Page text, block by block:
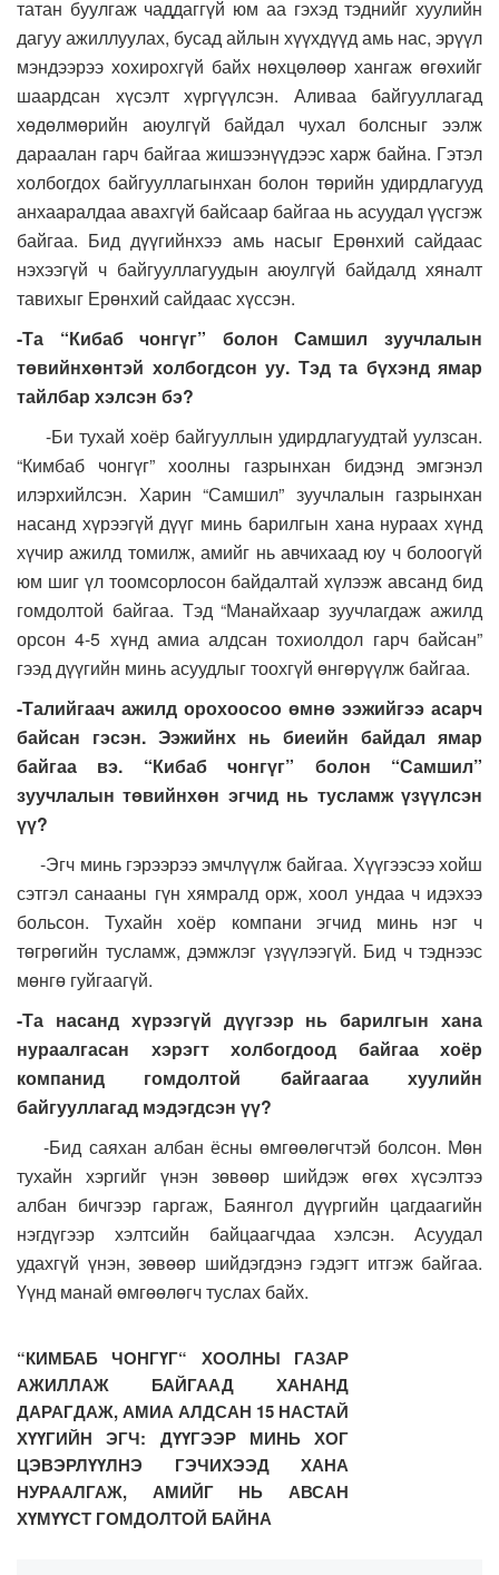
татан буулгаж чаддаггүй юм аа гэхэд тэднийг хуулийн
дагуу ажиллуулах, бусад айлын хүүхдүүд амь нас, эрүүл
мэндээрээ хохирохгүй байх нөхцөлөөр хангаж өгөхийг
шаардсан хүсэлт хүргүүлсэн. Аливаа байгууллагад
хөдөлмөрийн аюулгүй байдал чухал болсныг ээлж
дараалан гарч байгаа жишээнүүдээс харж байна. Гэтэл
холбогдох байгууллагынхан болон төрийн удирдлагууд
анхааралдаа авахгүй байсаар байгаа нь асуудал үүсгэж
байгаа. Бид дүүгийнхээ амь насыг Ерөнхий сайдаас
нэхээгүй ч байгууллагуудын аюулгүй байдалд хяналт
тавихыг Ерөнхий сайдаас хүссэн.
-Та “Кибаб чонгүг” болон Самшил зуучлалын
төвийнхөнтэй холбогдсон уу. Тэд та бүхэнд ямар
тайлбар хэлсэн бэ?
-Би тухай хоёр байгууллын удирдлагуудтай уулзсан.
“Кимбаб чонгүг” хоолны газрынхан бидэнд эмгэнэл
илэрхийлсэн. Харин “Самшил” зуучлалын газрынхан
насанд хүрээгүй дүүг минь барилгын хана нураах хүнд
хүчир ажилд томилж, амийг нь авчихаад юу ч болоогүй
юм шиг үл тоомсорлосон байдалтай хүлээж авсанд бид
гомдолтой байгаа. Тэд “Манайхаар зуучлагдаж ажилд
орсон 4-5 хүнд амиа алдсан тохиолдол гарч байсан”
гээд дүүгийн минь асуудлыг тоохгүй өнгөрүүлж байгаа.
-Талийгаач ажилд орохоосоо өмнө ээжийгээ асарч
байсан гэсэн. Ээжийнх нь биеийн байдал ямар
байгаа вэ. “Кибаб чонгүг” болон “Самшил”
зуучлалын төвийнхөн эгчид нь тусламж үзүүлсэн
үү?
-Эгч минь гэрээрээ эмчлүүлж байгаа. Хүүгээсээ хойш
сэтгэл санааны гүн хямралд орж, хоол ундаа ч идэхээ
больсон. Тухайн хоёр компани эгчид минь нэг ч
төгрөгийн тусламж, дэмжлэг үзүүлээгүй. Бид ч тэднээс
мөнгө гуйгаагүй.
-Та насанд хүрээгүй дүүгээр нь барилгын хана
нураалгасан хэрэгт холбогдоод байгаа хоёр
компанид гомдолтой байгаагаа хуулийн
байгууллагад мэдэгдсэн үү?
-Бид саяхан албан ёсны өмгөөлөгчтэй болсон. Мөн
тухайн хэргийг үнэн зөвөөр шийдэж өгөх хүсэлтээ
албан бичгээр гаргаж, Баянгол дүүргийн цагдаагийн
нэгдүгээр хэлтсийн байцаагчдаа хэлсэн. Асуудал
удахгүй үнэн, зөвөөр шийдэгдэнэ гэдэгт итгэж байгаа.
Үүнд манай өмгөөлөгч туслах байх.
“КИМБАБ ЧОНГҮГ“ ХООЛНЫ ГАЗАР
АЖИЛЛАЖ БАЙГААД ХАНАНД
ДАРАГДАЖ, АМИА АЛДСАН 15 НАСТАЙ
ХҮҮГИЙН ЭГЧ: ДҮҮГЭЭР МИНЬ ХОГ
ЦЭВЭРЛҮҮЛНЭ ГЭЧИХЭЭД ХАНА
НУРААЛГАЖ, АМИЙГ НЬ АВСАН
ХҮМҮҮСТ ГОМДОЛТОЙ БАЙНА